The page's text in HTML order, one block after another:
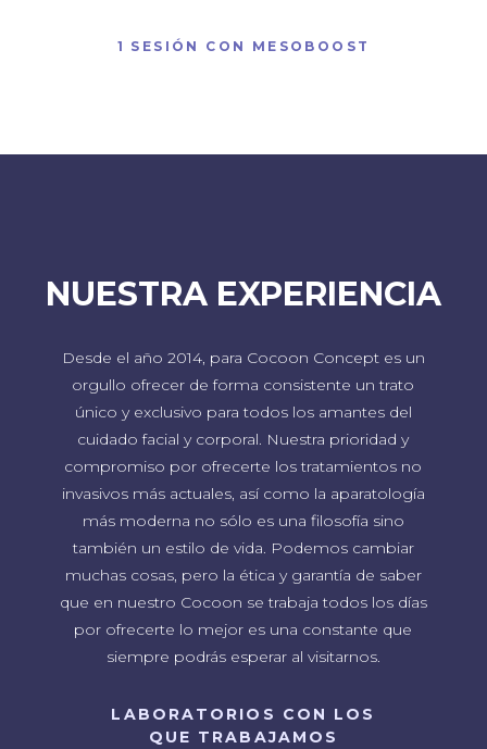
1 SESIÓN CON MESOBOOST
NUESTRA EXPERIENCIA
Desde el año 2014, para Cocoon Concept es un
orgullo ofrecer de forma consistente un trato
único y exclusivo para todos los amantes del
cuidado facial y corporal. Nuestra prioridad y
compromiso por ofrecerte los tratamientos no
invasivos más actuales, así como la aparatología
más moderna no sólo es una filosofía sino
también un estilo de vida. Podemos cambiar
muchas cosas, pero la ética y garantía de saber
que en nuestro Cocoon se trabaja todos los días
por ofrecerte lo mejor es una constante que
siempre podrás esperar al visitarnos.
LABORATORIOS CON LOS
QUE TRABAJAMOS